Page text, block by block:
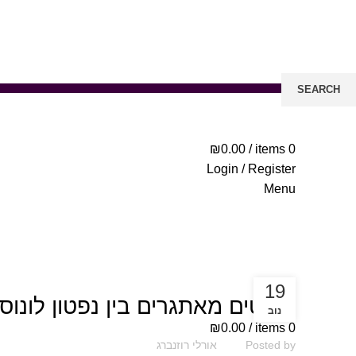
0
items
/
₪0.00
Login / Register
Menu
0
items
/
₪0.00
היבטים מאתגרים בין נפטון
Posted by אורלי רוזנברג
19
נוב
SEARCH